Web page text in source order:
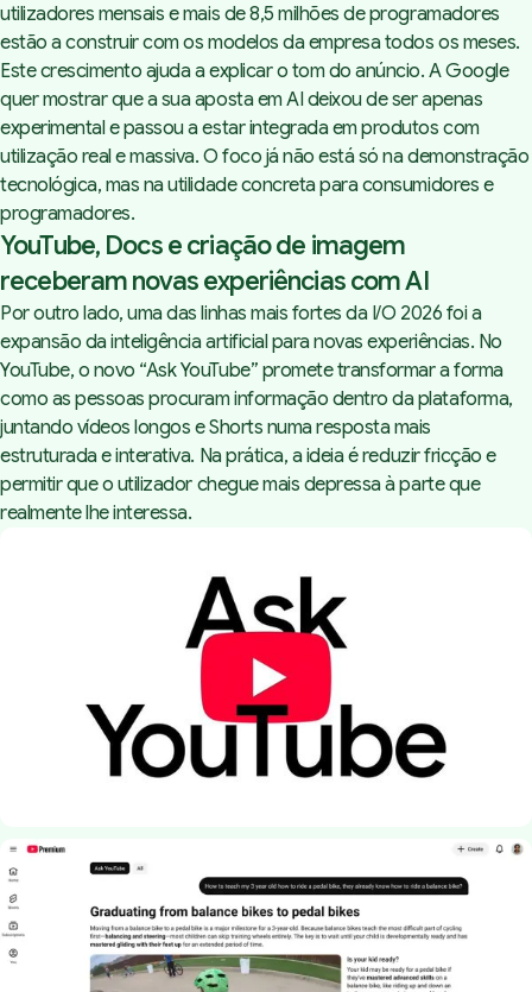
utilizadores mensais e mais de 8,5 milhões de programadores
estão a construir com os modelos da empresa todos os meses.
Este crescimento ajuda a explicar o tom do anúncio. A Google
quer mostrar que a sua aposta em AI deixou de ser apenas
experimental e passou a estar integrada em produtos com
utilização real e massiva. O foco já não está só na demonstração
tecnológica, mas na utilidade concreta para consumidores e
programadores.
YouTube, Docs e criação de imagem
receberam novas experiências com AI
Por outro lado, uma das linhas mais fortes da I/O 2026 foi a
expansão da inteligência artificial para novas experiências. No
YouTube, o novo “Ask YouTube” promete transformar a forma
como as pessoas procuram informação dentro da plataforma,
juntando vídeos longos e Shorts numa resposta mais
estruturada e interativa. Na prática, a ideia é reduzir fricção e
permitir que o utilizador chegue mais depressa à parte que
realmente lhe interessa.